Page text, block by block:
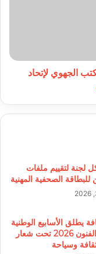
الجهوي لإتحاد
لجنة لتقييم ملفات
للبطاقة الصحفية المهنية
يطلق الأسابيع الوطنية
للثقافة والفنون 2026 تحت شعار
وسياحة